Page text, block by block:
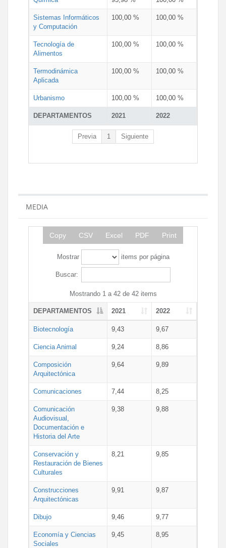
DEPARTAMENTOS 2021 2022
Sistemas Informáticos
y Computación
100,00 % 100,00 %
Tecnología de
Alimentos
100,00 % 100,00 %
Termodinámica
Aplicada
100,00 % 100,00 %
Urbanismo 100,00 % 100,00 %
Previa 1 Siguiente
MEDIA
Copy CSV Excel PDF Print
Mostrar items por página
Buscar:
Mostrando 1 a 42 de 42 items
DEPARTAMENTOS 2021 2022
Biotecnología 9,43 9,67
Ciencia Animal 9,24 8,86
Composición
Arquitectónica
9,64 9,89
Comunicaciones 7,44 8,25
Comunicación
Audiovisual,
Documentación e
Historia del Arte
9,38 9,88
Conservación y
Restauración de Bienes
Culturales
8,21 9,85
Construcciones
Arquitectónicas
9,91 9,87
Dibujo 9,46 9,77
Economía y Ciencias
Sociales
9,45 8,95